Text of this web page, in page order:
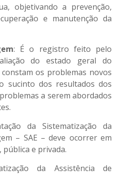
objetivando a prevenção,
e manutenção da
: É o registro feito pelo
do estado geral do
os problemas novos
sucinto dos resultados dos
a serem abordados
da Sistematização da
– SAE – deve ocorrer em
e privada.
da Assistência de